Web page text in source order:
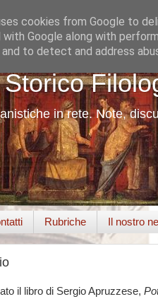
in rete. Note,
Rubriche Il nostro
il libro di Sergio Apruzzese,
cookies from Google to
with Google along with
to detect and address